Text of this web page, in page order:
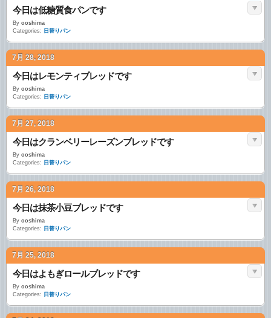
今日は低糖質食パンです
By ooshima
Categories: 日替りパン
7月 28, 2018
今日はレモンティブレッドです
By ooshima
Categories: 日替りパン
7月 27, 2018
今日はクランベリーレーズンブレッドです
By ooshima
Categories: 日替りパン
7月 26, 2018
今日は抹茶小豆ブレッドです
By ooshima
Categories: 日替りパン
7月 25, 2018
今日はよもぎロールブレッドです
By ooshima
Categories: 日替りパン